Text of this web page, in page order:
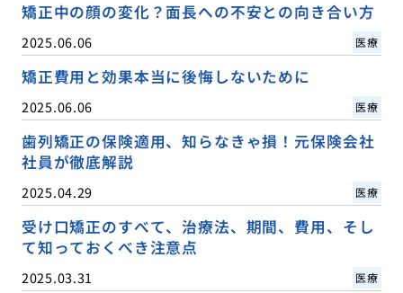
矯正中の顔の変化？面長への不安との向き合い方
2025.06.06 医療
矯正費用と効果本当に後悔しないために
2025.06.06 医療
歯列矯正の保険適用、知らなきゃ損！元保険会社
社員が徹底解説
2025.04.29 医療
受け口矯正のすべて、治療法、期間、費用、そし
て知っておくべき注意点
2025.03.31 医療